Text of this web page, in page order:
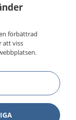
förbättrad
att viss